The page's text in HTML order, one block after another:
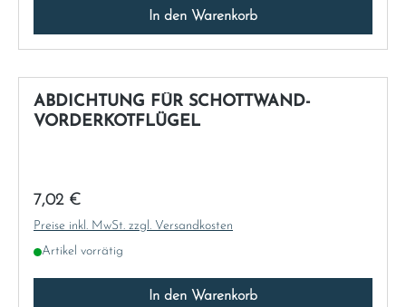
In den Warenkorb
ABDICHTUNG FÜR SCHOTTWAND-
VORDERKOTFLÜGEL
Regulärer Preis:
7,02 €
Preise inkl. MwSt. zzgl. Versandkosten
Artikel vorrätig
In den Warenkorb
Portugal
Romania
Schweiz
Slovenia